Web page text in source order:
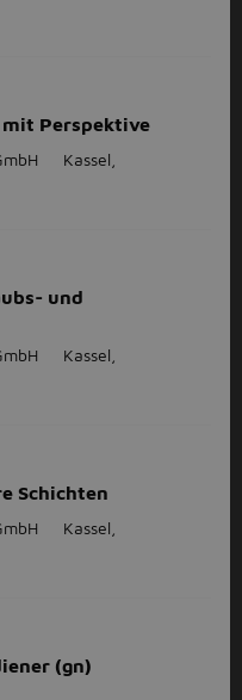
mit Perspektive
Kassel,
und
Kassel,
Schichten
Kassel,
(gn)